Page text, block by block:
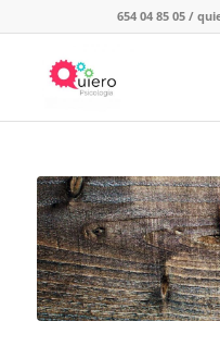
654 04 85 05 /